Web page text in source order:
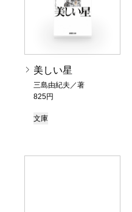
美しい星
三島由紀夫／著
825円
文庫